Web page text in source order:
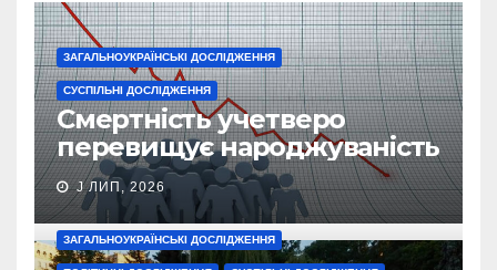
ЗАГАЛЬНОУКРАЇНСЬКІ ДОСЛІДЖЕННЯ
СУСПІЛЬНІ ДОСЛІДЖЕННЯ
Смертність учетверо
перевищує народжуваність
J ЛИП, 2026
ЗАГАЛЬНОУКРАЇНСЬКІ ДОСЛІДЖЕННЯ